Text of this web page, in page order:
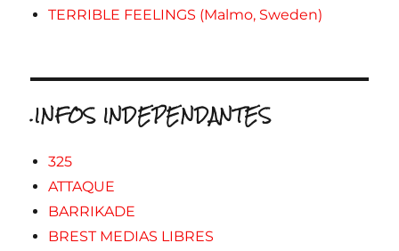
TERRIBLE FEELINGS (Malmo, Sweden)
.INFOS INDEPENDANTES
325
ATTAQUE
BARRIKADE
BREST MEDIAS LIBRES